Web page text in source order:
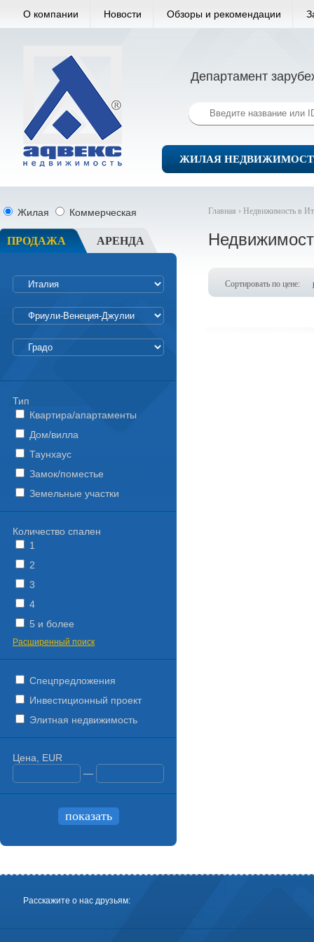
О компании Новости Обзоры и рекомендации
Департамент
ЖИЛАЯ
Главная › Недвижимость в
Сортировать по цене:
Жилая Коммерческая
ПРОДАЖА АРЕНДА
Тип
Квартира/апартаменты
Дом/вилла
Таунхаус
Замок/поместье
Земельные участки
Количество спален
1
2
3
4
5 и более
Расширенный поиск
Спецпредложения
Инвестиционный проект
Элитная недвижимость
Цена, EUR
—
Расскажите о нас друзьям: